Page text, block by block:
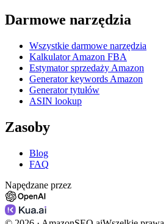
Darmowe narzędzia
Wszystkie darmowe narzędzia
Kalkulator Amazon FBA
Estymator sprzedaży Amazon
Generator keywords Amazon
Generator tytułów
ASIN lookup
Zasoby
Blog
FAQ
Napędzane przez